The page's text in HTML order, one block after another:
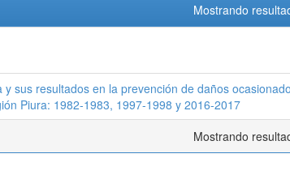
Mostrando
y sus resultados en la prevención de daños
Piura: 1982-1983, 1997-1998 y 2016-2017
Mostrando